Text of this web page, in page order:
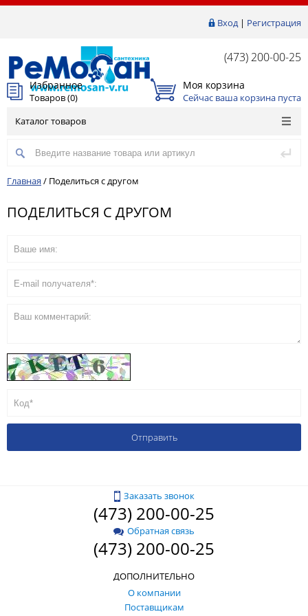
Вход| Регистрация
(473) 200-00-25
Избранное
Товаров (0)
Моя корзина
Сейчас ваша корзина пуста
Каталог товаров
Главная / Поделиться с другом
ПОДЕЛИТЬСЯ С ДРУГОМ
Заказать звонок
(473) 200-00-25
Обратная связь
(473) 200-00-25
ДОПОЛНИТЕЛЬНО
О компании
Поставщикам